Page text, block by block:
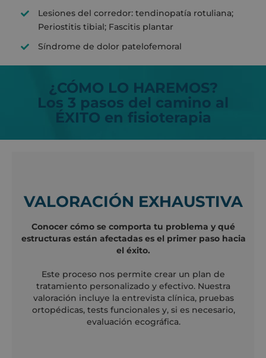
Lesiones del corredor: tendinopatía rotuliana;
Periostitis tibial; Fascitis plantar
Síndrome de dolor patelofemoral
¿CÓMO LO HAREMOS?
Los 3 pasos del camino al
ÉXITO en fisioterapia
VALORACIÓN EXHAUSTIVA
Conocer cómo se comporta tu problema y qué
estructuras están afectadas es el primer paso hacia
el éxito.
Este proceso nos permite crear un plan de
tratamiento personalizado y efectivo. Nuestra
valoración incluye la entrevista clínica, pruebas
ortopédicas, tests funcionales y, si es necesario,
evaluación ecográfica.